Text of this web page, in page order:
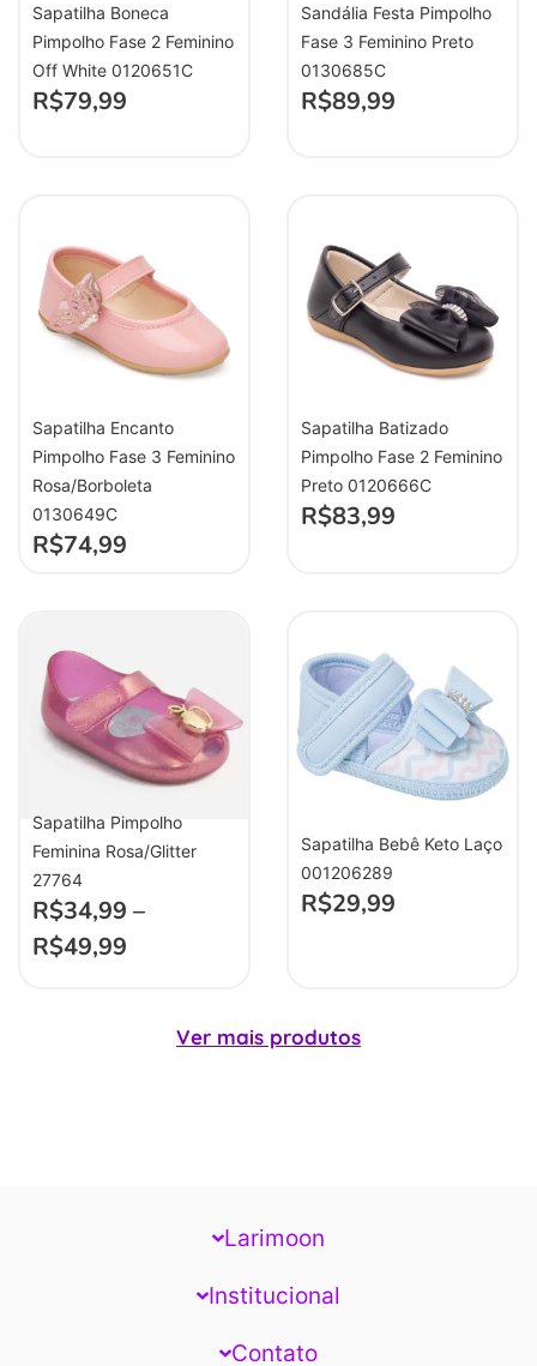
Sapatilha Boneca
Pimpolho Fase 2 Feminino
Off White 0120651C
R$79,99
Sandália Festa Pimpolho
Fase 3 Feminino Preto
0130685C
R$89,99
Sapatilha Encanto
Pimpolho Fase 3 Feminino
Rosa/Borboleta
0130649C
R$74,99
Sapatilha Batizado
Pimpolho Fase 2 Feminino
Preto 0120666C
R$83,99
Sapatilha Pimpolho
Feminina Rosa/Glitter
27764
R$34,99 –
R$49,99
Sapatilha Bebê Keto Laço
001206289
R$29,99
Ver mais produtos
Larimoon
Institucional
Contato